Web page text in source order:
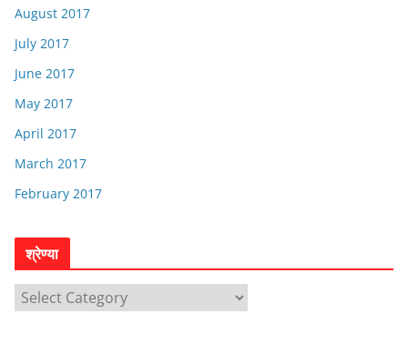
August 2017
July 2017
June 2017
May 2017
April 2017
March 2017
February 2017
श्रेण्या
श्रे